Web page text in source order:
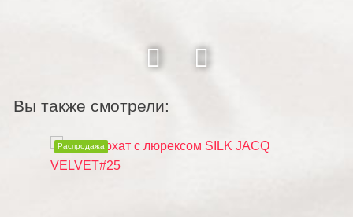
Вы также смотрели:
Распродажа